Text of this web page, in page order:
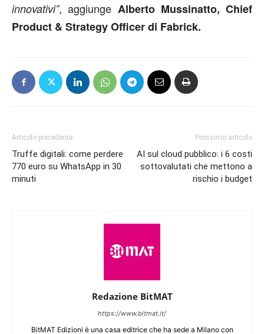
innovativi”, aggiunge Alberto Mussinatto, Chief
Product & Strategy Officer di Fabrick.
Articolo precedente
Truffe digitali: come perdere
770 euro su WhatsApp in 30
minuti
Prossimo articolo
AI sul cloud pubblico: i 6 costi
sottovalutati che mettono a
rischio i budget
Redazione BitMAT
https://www.bitmat.it/
BitMAT Edizioni è una casa editrice che ha sede a Milano con